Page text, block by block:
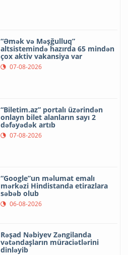
“Əmək və Məşğulluq”
altsistemində hazırda 65 mindən
çox aktiv vakansiya var
07-08-2026
“Biletim.az” portalı üzərindən
onlayn bilet alanların sayı 2
dəfəyədək artıb
07-08-2026
“Google”un məlumat emalı
mərkəzi Hindistanda etirazlara
səbəb olub
06-08-2026
Rəşad Nəbiyev Zəngilanda
vətəndaşların müraciətlərini
dinləyib